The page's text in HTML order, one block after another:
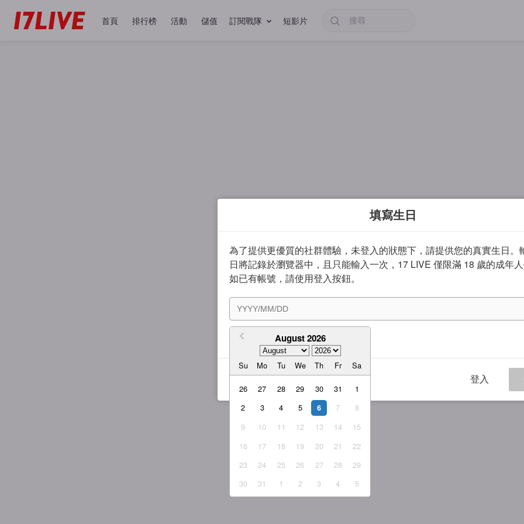
首頁 排行榜 活動 儲值 訂閱戰隊 短影片
填寫生日
為了提供更優質的社群體驗，未登入的狀態下，請提供您的真實生日。
日將記錄於瀏覽器中，且只能輸入一次，17 LIVE 僅限滿 18 歲的成年人
如已有帳號，請使用登入按鈕。
August 2026
Su Mo Tu We Th Fr Sa
26 27 28 29 30 31
1
2
3 4 5 6 7
8
9
10 11 12 13 14
15
16
17 18 19 20 21
22
23
24 25 26 27 28
29
30
31 1 2 3 4 5
我同意 服務條款與隱私權政策
登入